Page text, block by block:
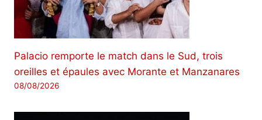
Palacio remporte le match dans le Sud, trois
oreilles et épaules avec Morante et Manzanares
08/08/2026